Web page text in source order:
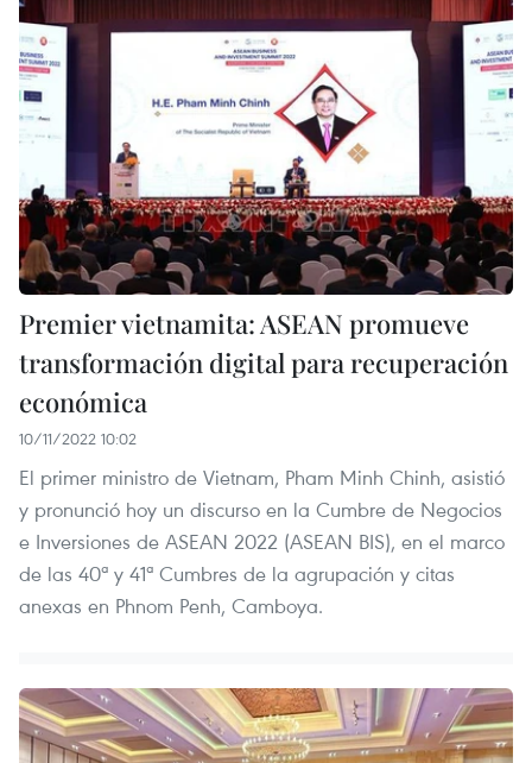
Premier vietnamita: ASEAN promueve
transformación digital para recuperación
económica
10/11/2022 10:02
El primer ministro de Vietnam, Pham Minh Chinh, asistió
y pronunció hoy un discurso en la Cumbre de Negocios
e Inversiones de ASEAN 2022 (ASEAN BIS), en el marco
de las 40ª y 41ª Cumbres de la agrupación y citas
anexas en Phnom Penh, Camboya.